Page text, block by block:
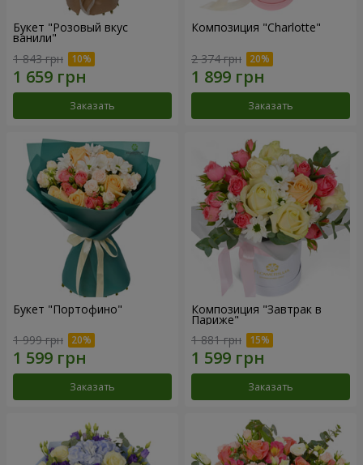
Букет "Розовый вкус
ванили"
1 843 грн
Заказать
Композиция "Charlotte"
2 374 грн
Заказать
Букет "Портофино"
1 999 грн
Заказать
Композиция "Завтрак в
Париже"
1 881 грн
Заказать